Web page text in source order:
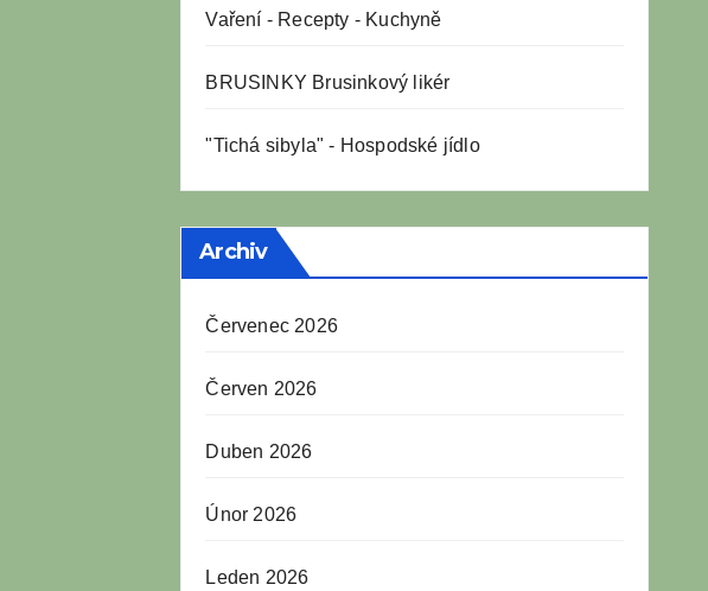
Vaření - Recepty - Kuchyně
BRUSINKY Brusinkový likér
"Tichá sibyla" - Hospodské jídlo
Archiv
Červenec 2026
Červen 2026
Duben 2026
Únor 2026
Leden 2026